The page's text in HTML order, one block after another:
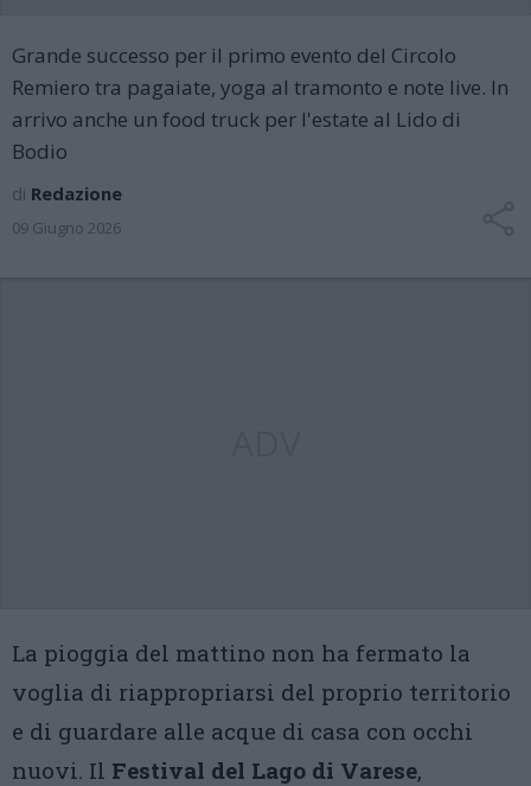
Grande successo per il primo evento del Circolo
Remiero tra pagaiate, yoga al tramonto e note live. In
arrivo anche un food truck per l'estate al Lido di
Bodio
di Redazione
09 Giugno 2026
La pioggia del mattino non ha fermato la
voglia di riappropriarsi del proprio territorio
e di guardare alle acque di casa con occhi
nuovi. Il Festival del Lago di Varese,